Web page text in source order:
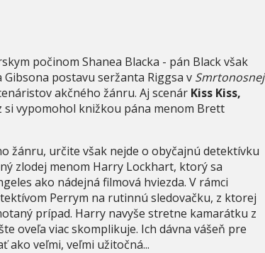
počinom Shanea Blacka - pán Black však
postavu seržanta Riggsa v Smrtonosnej
akčného žánru. Aj scenár Kiss Kiss,
vypomohol knižkou pána menom Brett
žánru, určite však nejde o obyčajnú detektívku
zlodej menom Harry Lockhart, ktorý sa
ako nádejná filmová hviezda. V rámci
Perrym na rutinnú sledovačku, z ktorej
prípad. Harry navyše stretne kamarátku z
oveľa viac skomplikuje. Ich dávna vášeň pre
ako veľmi, veľmi užitočná...